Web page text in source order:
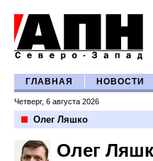
ГЛАВНАЯ НОВОСТИ
Четверг, 6 августа 2026
Олег Ляшко
Олег